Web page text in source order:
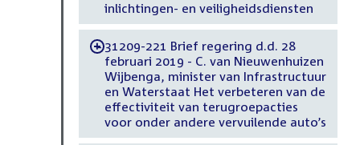
inlichtingen- en veiligheidsdiensten
-31209-221 Brief regering d.d. 28
februari 2019 - C. van Nieuwenhuizen
Wijbenga, minister van Infrastructuur
en Waterstaat Het verbeteren van de
effectiviteit van terugroepacties
voor onder andere vervuilende auto’s